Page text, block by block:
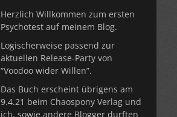
Herzlich Willkommen zum ersten
Psychotest auf meinem Blog.
Logischerweise passend zur
aktuellen Release-Party von
“Voodoo wider Willen”.
Das Buch erscheint übrigens am
9.4.21 beim Chaospony Verlag und
ich, sowie andere Blogger durften